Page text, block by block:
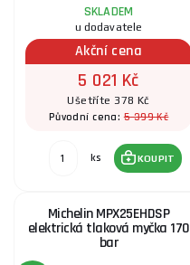
SKLADEM
u dodavatele
Akční cena
5 021 Kč
Ušetříte 378 Kč
Původní cena:5 399 Kč
ks KOUPIT
Michelin MPX25EHDSP
elektrická tlaková myčka 170
bar